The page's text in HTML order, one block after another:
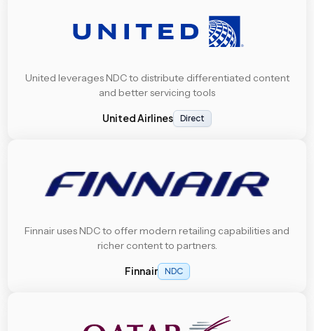
United leverages NDC to distribute differentiated content
and better servicing tools
United Airlines Direct
Finnair uses NDC to offer modern retailing capabilities and
richer content to partners.
Finnair NDC